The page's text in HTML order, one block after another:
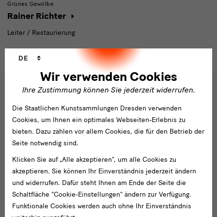
Grünes Gewölbe
Rainer Richter
Leiter / Restaurierung
Wir verwenden Cookies
Ihre Zustimmung können Sie jederzeit widerrufen.
Sprachwechsler
DE
Die Staatlichen Kunstsammlungen Dresden verwenden
Cookies, um Ihnen ein optimales Webseiten-Erlebnis zu
bieten. Dazu zählen vor allem Cookies, die für den Betrieb der
Seite notwendig sind.
Klicken Sie auf „Alle akzeptieren“, um alle Cookies zu
akzeptieren. Sie können Ihr Einverständnis jederzeit ändern
und widerrufen. Dafür steht Ihnen am Ende der Seite die
Schaltfläche "Cookie-Einstellungen" ändern zur Verfügung.
Funktionale Cookies werden auch ohne Ihr Einverständnis
Social
Media
und
Newsletter
Folgen Sie uns
Facebook
X YoutubeInstagram
SKD
Newsletter
E-
Mail-
Adresse
Anmelden